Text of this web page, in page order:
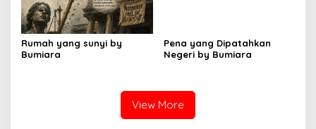
Rumah yang sunyi by
Bumiara
Pena yang Dipatahkan
Negeri by Bumiara
View More